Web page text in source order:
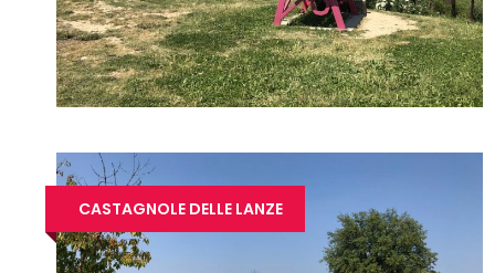
CASTAGNOLE DELLE LANZE